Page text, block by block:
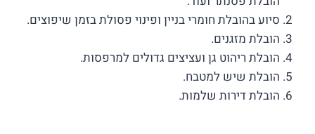
סיוע בהובלת חומרי בניין ופינוי פסולת בזמן שיפוצים.
הובלת מזגנים.
הובלת ריהוט גן ועציצים גדולים למרפסות.
הובלת שיש למטבח.
הובלת דירות שלמות.